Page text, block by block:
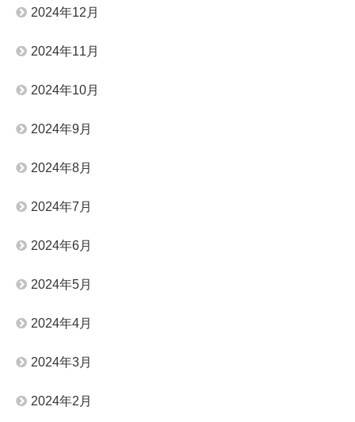
2024年12月
2024年11月
2024年10月
2024年9月
2024年8月
2024年7月
2024年6月
2024年5月
2024年4月
2024年3月
2024年2月